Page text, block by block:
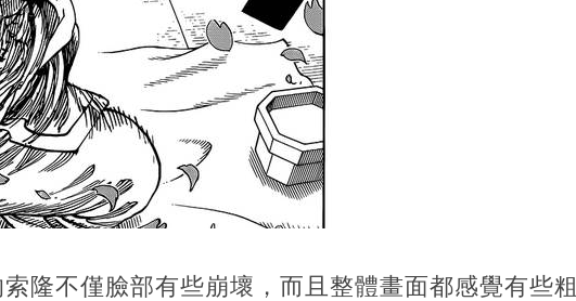
隆不僅臉部有些崩壞，而且整體畫面都感覺有些粗